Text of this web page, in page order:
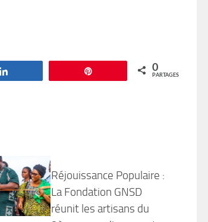
0
PARTAGES
Réjouissance Populaire :
La Fondation GNSD
réunit les artisans du